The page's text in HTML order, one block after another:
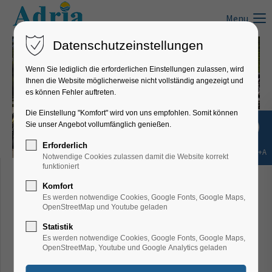
Menu
Motorradtouren durch
Kroatien
Datenschutzeinstellungen
Wenn Sie lediglich die erforderlichen Einstellungen zulassen, wird
Ihnen die Website möglicherweise nicht vollständig angezeigt und
es können Fehler auftreten.
Die Einstellung "Komfort" wird von uns empfohlen. Somit können
Sie unser Angebot vollumfänglich genießen.
Erforderlich
Notwendige Cookies zulassen damit die Website korrekt
funktioniert
Komfort
Es werden notwendige Cookies, Google Fonts, Google Maps,
OpenStreetMap und Youtube geladen
Statistik
Es werden notwendige Cookies, Google Fonts, Google Maps,
OpenStreetMap, Youtube und Google Analytics geladen
Shift+Alt+A